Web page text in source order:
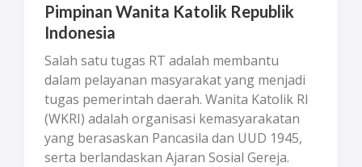
Pimpinan Wanita Katolik Republik
Indonesia
Salah satu tugas RT adalah membantu
dalam pelayanan masyarakat yang menjadi
tugas pemerintah daerah. Wanita Katolik RI
(WKRI) adalah organisasi kemasyarakatan
yang berasaskan Pancasila dan UUD 1945,
serta berlandaskan Ajaran Sosial Gereja.